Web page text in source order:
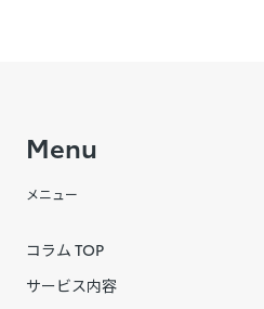
Menu
メニュー
コラム TOP
サービス内容